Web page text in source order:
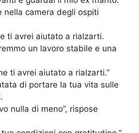
nella camera degli ospiti
ti avrei aiutato a rialzarti.
un lavoro stabile e una
ti avrei aiutato a rialzarti.”
di portare la tua vita sulle
nulla di meno”, rispose